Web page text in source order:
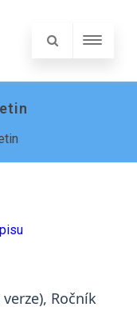
Ročník